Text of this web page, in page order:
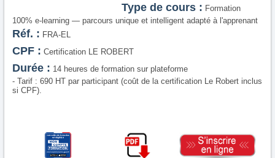
INSCRIPTION
Type de cours : Formation
100% e-learning — parcours unique et intelligent adapté à l'apprenant
Réf. : FRA-EL
CPF : Certification LE ROBERT
Durée : 14 heures de formation sur plateforme
- Tarif : 690 HT par participant (coût de la certification Le Robert inclus
si CPF).